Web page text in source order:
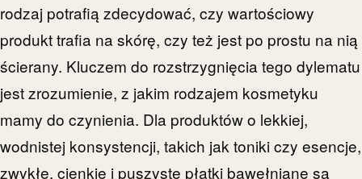
rodzaj potrafią zdecydować, czy wartościowy
produkt trafia na skórę, czy też jest po prostu na nią
ścierany. Kluczem do rozstrzygnięcia tego dylematu
jest zrozumienie, z jakim rodzajem kosmetyku
mamy do czynienia. Dla produktów o lekkiej,
wodnistej konsystencji, takich jak toniki czy esencje,
zwykłe, cienkie i puszyste płatki bawełniane są